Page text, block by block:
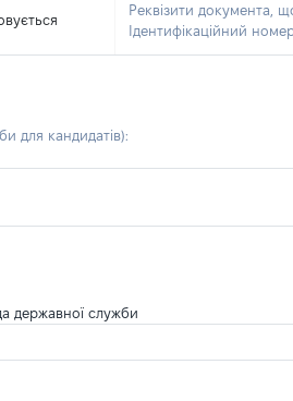
Реквізити документа,
Ідентифікаційний
для кандидатів):
державної служби